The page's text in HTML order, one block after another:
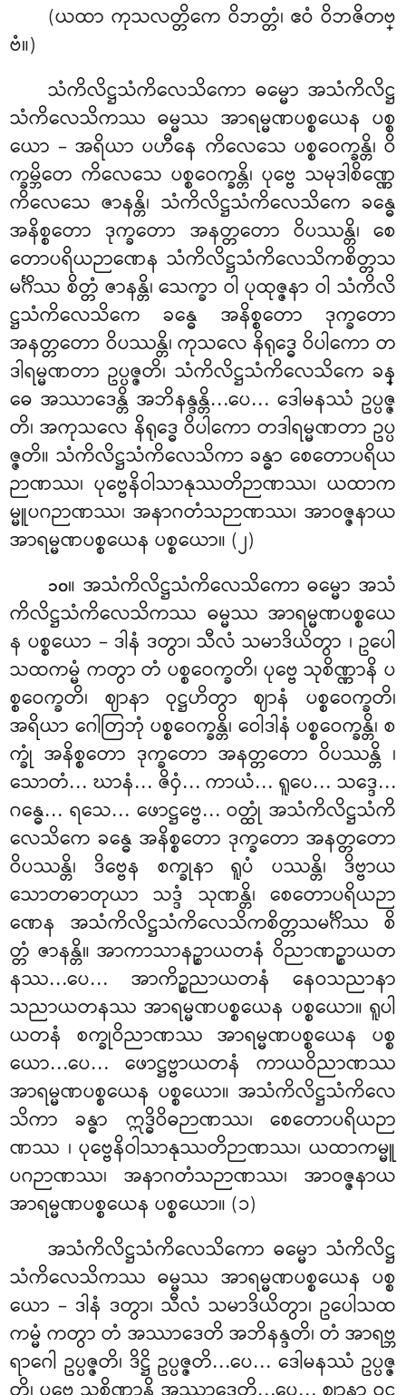
(ယထာ ကုသလတ္တိကေ ဝိဘတ္တံ၊ ဧဝံ ဝိဘဇိတဗ္
ဗံ။)
သံကိလိဋ္ဌသံကိလေသိကော ဓမ္မော အသံကိလိဋ္ဌ
သံကိလေသိကဿ ဓမ္မဿ အာရမ္မဏပစ္စယေန ပစ္စ
ယော – အရိယာ ပဟီနေ ကိလေသေ ပစ္စဝေက္ခန္တိ၊ ဝိ
က္ခမ္ဘိတေ ကိလေသေ ပစ္စဝေက္ခန္တိ၊ ပုဗ္ဗေ သမုဒါစိဏ္ဏေ
ကိလေသေ ဇာနန္တိ၊ သံကိလိဋ္ဌသံကိလေသိကေ ခန္ဓေ
အနိစ္စတော ဒုက္ခတော အနတ္တတော ဝိပဿန္တိ၊ စေ
တောပရိယဉာဏေန သံကိလိဋ္ဌသံကိလေသိကစိတ္တသ
မင်္ဂိဿ စိတ္တံ ဇာနန္တိ၊ သေက္ခာ ဝါ ပုထုဇ္ဇနာ ဝါ သံကိလိ
ဋ္ဌသံကိလေသိကေ ခန္ဓေ အနိစ္စတော ဒုက္ခတော
အနတ္တတော ဝိပဿန္တိ၊ ကုသလေ နိရုဒ္ဓေ ဝိပါကော တ
ဒါရမ္မဏတာ ဥပ္ပဇ္ဇတိ၊ သံကိလိဋ္ဌသံကိလေသိကေ ခန္
ဓေ အဿာဒေန္တိ အဘိနန္ဒန္တိ…ပေ… ဒေါမနဿံ ဥပ္ပဇ္ဇ
တိ၊ အကုသလေ နိရုဒ္ဓေ ဝိပါကော တဒါရမ္မဏတာ ဥပ္ပ
ဇ္ဇတိ။ သံကိလိဋ္ဌသံကိလေသိကာ ခန္ဓာ စေတောပရိယ
ဉာဏဿ၊ ပုဗ္ဗေနိဝါသာနုဿတိဉာဏဿ၊ ယထာက
မ္မူပဂဉာဏဿ၊ အနာဂတံသဉာဏဿ၊ အာဝဇ္ဇနာယ
အာရမ္မဏပစ္စယေန ပစ္စယော။ (၂)
၁၀။ အသံကိလိဋ္ဌသံကိလေသိကော ဓမ္မော အသံ
ကိလိဋ္ဌသံကိလေသိကဿ ဓမ္မဿ အာရမ္မဏပစ္စယေ
န ပစ္စယော – ဒါနံ ဒတွာ၊ သီလံ သမာဒိယိတွာ ၊ ဥပေါ
သထကမ္မံ ကတွာ တံ ပစ္စဝေက္ခတိ၊ ပုဗ္ဗေ သုစိဏ္ဏာနိ ပ
စ္စဝေက္ခတိ၊ ဈာနာ ဝုဋ္ဌဟိတွာ ဈာနံ ပစ္စဝေက္ခတိ၊
အရိယာ ဂေါတြဘုံ ပစ္စဝေက္ခန္တိ၊ ဝေါဒါနံ ပစ္စဝေက္ခန္တိ၊ စ
က္ခုံ အနိစ္စတော ဒုက္ခတော အနတ္တတော ဝိပဿန္တိ ၊
သောတံ… ဃာနံ… ဇိဝှံ… ကာယံ… ရူပေ… သဒ္ဒေ…
ဂန္ဓေ… ရသေ… ဖောဋ္ဌဗ္ဗေ… ဝတ္ထုံ အသံကိလိဋ္ဌသံကိ
လေသိကေ ခန္ဓေ အနိစ္စတော ဒုက္ခတော အနတ္တတော
ဝိပဿန္တိ၊ ဒိဗ္ဗေန စက္ခုနာ ရူပံ ပဿန္တိ၊ ဒိဗ္ဗာယ
သောတဓာတုယာ သဒ္ဒံ သုဏန္တိ၊ စေတောပရိယဉာ
ဏေန အသံကိလိဋ္ဌသံကိလေသိကစိတ္တသမင်္ဂိဿ စိ
တ္တံ ဇာနန္တိ။ အာကာသာနဉ္စာယတနံ ဝိညာဏဉ္စာယတ
နဿ…ပေ… အာကိဉ္စညာယတနံ နေဝသညာနာ
သညာယတနဿ အာရမ္မဏပစ္စယေန ပစ္စယော။ ရူပါ
ယတနံ စက္ခုဝိညာဏဿ အာရမ္မဏပစ္စယေန ပစ္စ
ယော…ပေ… ဖောဋ္ဌဗ္ဗာယတနံ ကာယဝိညာဏဿ
အာရမ္မဏပစ္စယေန ပစ္စယော။ အသံကိလိဋ္ဌသံကိလေ
သိကာ ခန္ဓာ ဣဒ္ဓိဝိဓဉာဏဿ၊ စေတောပရိယဉာ
ဏဿ ၊ ပုဗ္ဗေနိဝါသာနုဿတိဉာဏဿ၊ ယထာကမ္မူ
ပဂဉာဏဿ၊ အနာဂတံသဉာဏဿ၊ အာဝဇ္ဇနာယ
အာရမ္မဏပစ္စယေန ပစ္စယော။ (၁)
အသံကိလိဋ္ဌသံကိလေသိကော ဓမ္မော သံကိလိဋ္ဌ
သံကိလေသိကဿ ဓမ္မဿ အာရမ္မဏပစ္စယေန ပစ္စ
ယော – ဒါနံ ဒတွာ၊ သီလံ သမာဒိယိတွာ၊ ဥပေါသထ
ကမ္မံ ကတွာ တံ အဿာဒေတိ အဘိနန္ဒတိ၊ တံ အာရဗ္ဘ
ရာဂေါ ဥပ္ပဇ္ဇတိ၊ ဒိဋ္ဌိ ဥပ္ပဇ္ဇတိ…ပေ… ဒေါမနဿံ ဥပ္ပဇ္ဇ